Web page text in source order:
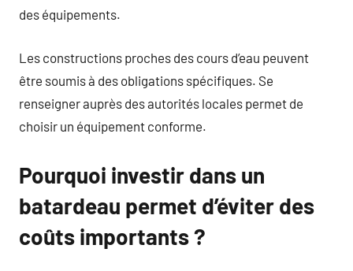
des équipements.
Les constructions proches des cours d’eau peuvent
être soumis à des obligations spécifiques. Se
renseigner auprès des autorités locales permet de
choisir un équipement conforme.
Pourquoi investir dans un
batardeau permet d’éviter des
coûts importants ?